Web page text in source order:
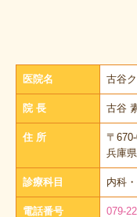
医院名 古谷
院 長 古谷
住 所
〒670-
兵庫
診療科目 内科
電話番号 079-